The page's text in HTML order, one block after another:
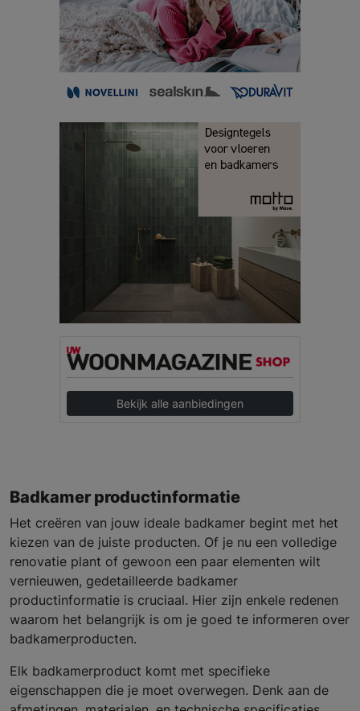
Bekijk alle aanbiedingen
Badkamer productinformatie
Het creëren van jouw ideale badkamer begint met het
kiezen van de juiste producten. Of je nu een volledige
renovatie plant of gewoon een paar elementen wilt
vernieuwen, gedetailleerde badkamer
productinformatie is cruciaal. Hier zijn enkele redenen
waarom het belangrijk is om je goed te informeren over
badkamerproducten.
Elk badkamerproduct komt met specifieke
eigenschappen die je moet overwegen. Denk aan de